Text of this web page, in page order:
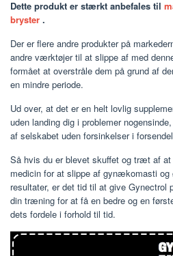
Dette produkt er stærkt anbefales til
bryster .
Der er flere andre produkter på
andre værktøjer til at slippe af med
formået at overstråle dem på grund af
en mindre periode.
Ud over, at det er en helt lovlig
uden landing dig i problemer
af selskabet uden forsinkelser i
Så hvis du er blevet skuffet og træt af at
medicin for at slippe af gynækomasti og
resultater, er det tid til at give Gynectrol
din træning for at få en bedre og en
dets fordele i forhold til tid.